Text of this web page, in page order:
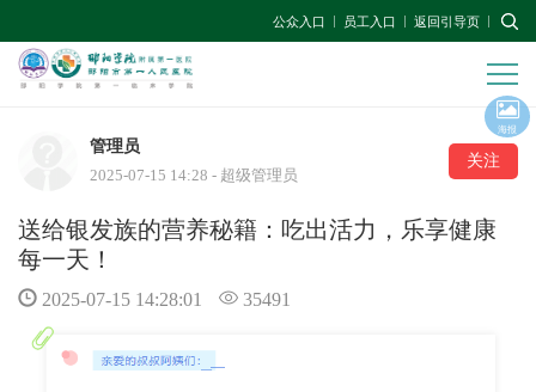
公众入口 员工入口 返回引导页
管理员
2025-07-15 14:28 - 超级管理员
关注
送给银发族的营养秘籍：吃出活力，乐享健康
每一天！
2025-07-15 14:28:01 35491
海报